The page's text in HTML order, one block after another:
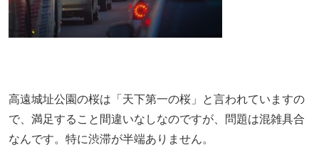
高遠城址公園の桜は「天下第一の桜」と言われていますの
で、満足すること間違いなしなのですが、問題は混雑具合
なんです。特に渋滞が半端ありません。